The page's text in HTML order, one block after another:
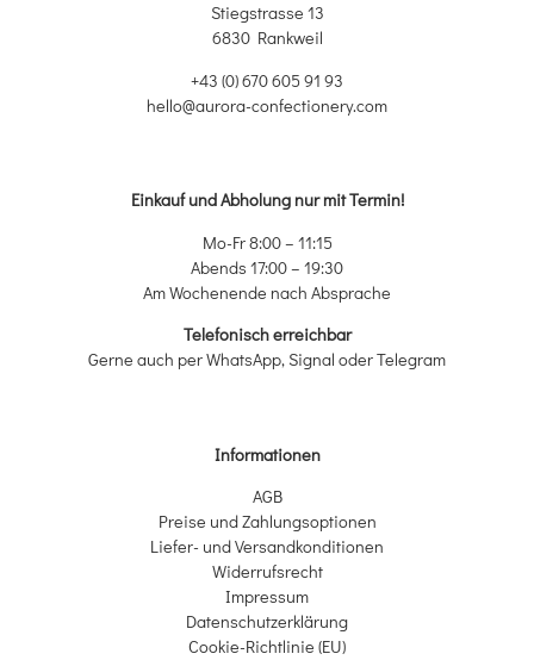
Stiegstrasse 13
6830 Rankweil
+43 (0) 670 605 91 93
hello@aurora-confectionery.com
Einkauf und Abholung nur mit Termin!
Mo-Fr 8:00 – 11:15
Abends 17:00 – 19:30
Am Wochenende nach Absprache
Telefonisch erreichbar
Gerne auch per WhatsApp, Signal oder Telegram
Informationen
AGB
Preise und Zahlungsoptionen
Liefer- und Versandkonditionen
Widerrufsrecht
Impressum
Datenschutzerklärung
Cookie-Richtlinie (EU)